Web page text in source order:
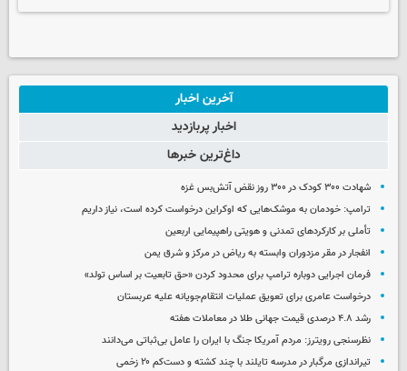
آخرین اخبار
اخبار پربازدید
داغ‌ترین خبرها
شهادت ۳۰۰ کودک در ۳۰۰ روز نقض آتش‌بس غزه
ترامپ: خودمان به موشک‌هایی که اوکراین درخواست کرده است، نیاز داریم
تأملی بر کارکردهای تمدنی و هویتی راهپیمایی اربعین
انفجار در مقر مزدوران وابسته به ریاض در مرکز و شرق یمن
فرمان اجرایی دوباره ترامپ برای محدود کردن «حق تابعیت بر اساس تولد»
درخواست عامری برای تعویق عملیات انتقام‌جویانه علیه عربستان
رشد ۴.۸ درصدی قیمت جهانی طلا در معاملات هفته
نظرسنجی رویترز: مردم آمریکا جنگ با ایران را عامل بی‌ثباتی می‌دانند
تیراندازی مرگبار در مدرسه‌ تایلند با چند کشته و دست‌کم ۲۰ زخمی